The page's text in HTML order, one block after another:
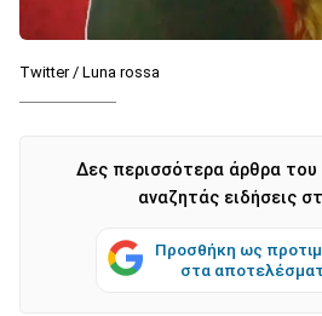
Twitter / Luna rossa
Δες περισσότερα άρθρα του
αναζητάς ειδήσεις
Προσθήκη ως
στα